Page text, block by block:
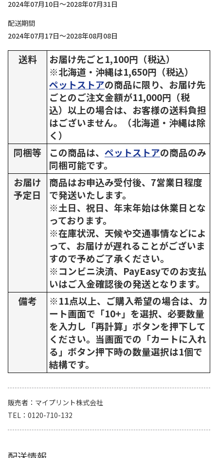
2024年07月10日～2028年07月31日
配送期間
2024年07月17日～2028年08月08日
送料
お届け先ごと1,100円（税込）
※北海道・沖縄は1,650円（税込）
ペットストアの商品に限り、お届け先
ごとのご注文金額が11,000円（税
込）以上の場合は、お客様の送料負担
はございません。（北海道・沖縄は除
く）
同梱等
この商品は、 ペットストアの商品のみ
同梱可能です。
お届け
予定日
商品はお申込み受付後、7営業日程度
で発送いたします。
※土日、祝日、年末年始は休業日とな
っております。
※在庫状況、天候や交通事情などによ
って、お届けが遅れることがございま
すので予めご了承ください。
※コンビニ決済、PayEasyでのお支払
いはご入金確認後の発送となります。
備考
※11点以上、ご購入希望の場合は、カ
ート画面で「10+」を選択、必要数量
を入力し「再計算」ボタンを押下して
ください。当画面での「カートに入れ
る」ボタン押下時の数量選択は1個で
結構です。
販売者
マイプリント株式会社
TEL
0120-710-132